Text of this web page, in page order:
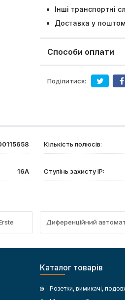
Інші транспортні
Доставка у
Способи оплати
Поділитися:
Кількість полюсів:
16А Ступінь захисту IP:
Диференційний
Каталог товарів
Розетки, вимикачі,